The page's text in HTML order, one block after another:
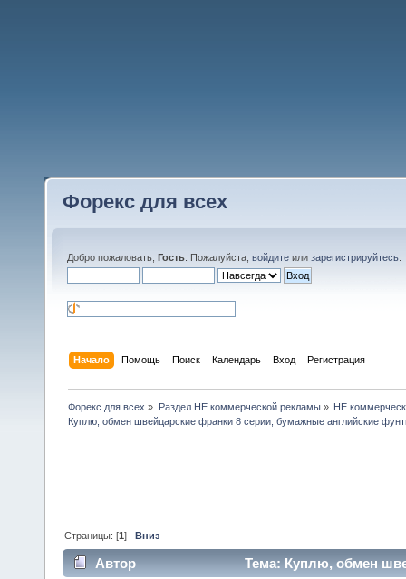
Форекс для всех
Добро пожаловать, Гость . Пожалуйста, войдите или зарегистрируйтесь
Начало Помощь Поиск Календарь Вход Регистрация
Форекс для всех » Раздел НЕ коммерческой рекламы» НЕ
Куплю, обмен швейцарские франки 8 серии, бумажные английские
Страницы: [1]Вниз
Автор
Тема: Куплю, обмен